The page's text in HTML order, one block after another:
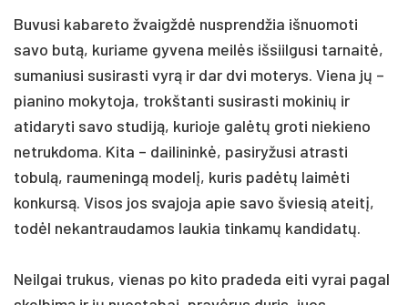
Buvusi kabareto žvaigždė nusprendžia išnuomoti
savo butą, kuriame gyvena meilės išsiilgusi tarnaitė,
sumaniusi susirasti vyrą ir dar dvi moterys. Viena jų –
pianino mokytoja, trokštanti susirasti mokinių ir
atidaryti savo studiją, kurioje galėtų groti niekieno
netrukdoma. Kita – dailininkė, pasiryžusi atrasti
tobulą, raumeningą modelį, kuris padėtų laimėti
konkursą. Visos jos svajoja apie savo šviesią ateitį,
todėl nekantraudamos laukia tinkamų kandidatų.
Neilgai trukus, vienas po kito pradeda eiti vyrai pagal